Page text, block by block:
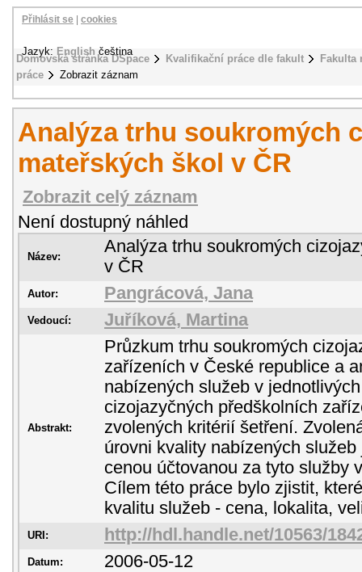
Domovská stránka DSpace Kvalifikační práce dle fakult
práce
Zobrazit záznam
Přihlásit se cookies
Jazyk: English čeština
Analýza trhu soukromých
mateřských škol v ČR
Zobrazit celý záznam
Není dostupný náhled
Název:
Analýza trhu soukromých
v ČR
Autor: Pangrácová, Jana
Vedoucí: Juříková, Martina
Abstrakt:
Průzkum trhu soukromých
zařízeních v České republice a
nabízených služeb v
cizojazyčných předškolních
zvolených kritérií šetření.
úrovni kvality nabízených
cenou účtovanou za tyto služby
Cílem této práce bylo zjistit,
kvalitu služeb - cena, lokalita,
URI: http://hdl.handle.net/10563/
Datum: 2006-05-12